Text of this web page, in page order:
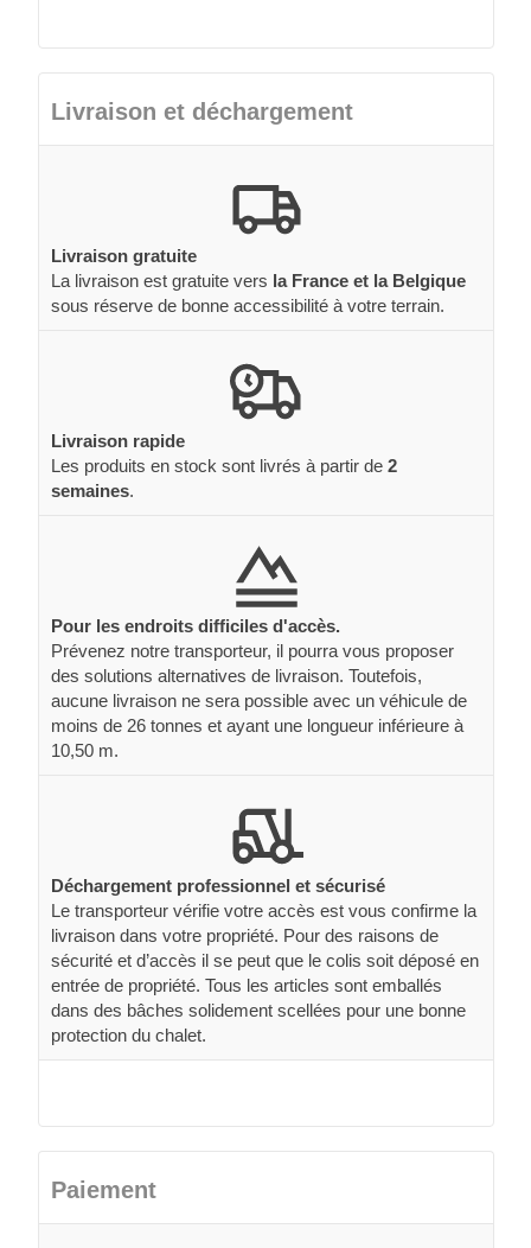
Livraison et déchargement
Livraison gratuite
La livraison est gratuite vers la France et la Belgique
sous réserve de bonne accessibilité à votre terrain.
Livraison rapide
Les produits en stock sont livrés à partir de 2
semaines.
Pour les endroits difficiles d'accès.
Prévenez notre transporteur, il pourra vous proposer
des solutions alternatives de livraison. Toutefois,
aucune livraison ne sera possible avec un véhicule de
moins de 26 tonnes et ayant une longueur inférieure à
10,50 m.
Déchargement professionnel et sécurisé
Le transporteur vérifie votre accès est vous confirme la
livraison dans votre propriété. Pour des raisons de
sécurité et d’accès il se peut que le colis soit déposé en
entrée de propriété. Tous les articles sont emballés
dans des bâches solidement scellées pour une bonne
protection du chalet.
Paiement